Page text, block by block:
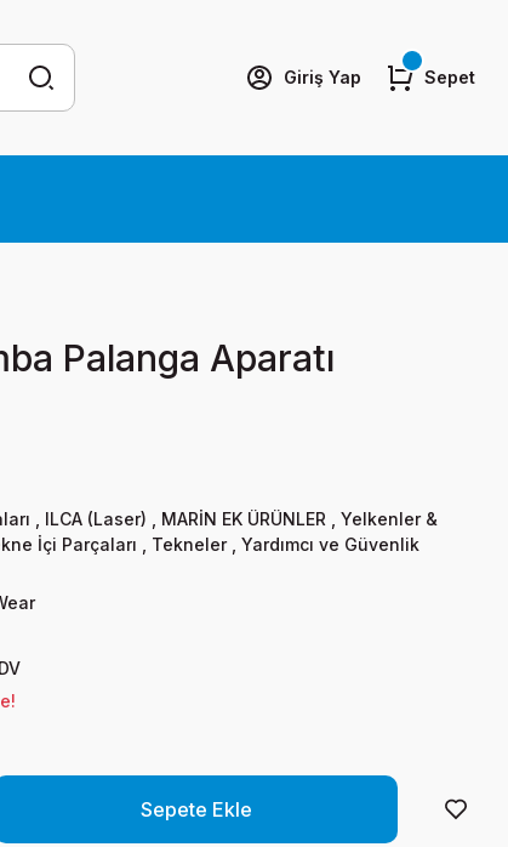
Giriş Yap Sepet
Palanga Aparatı
ILCA (Laser) MARİN EK ÜRÜNLER
Yelkenler &
İçi Parçaları Tekneler
Yardımcı ve Güvenlik
Sepete Ekle